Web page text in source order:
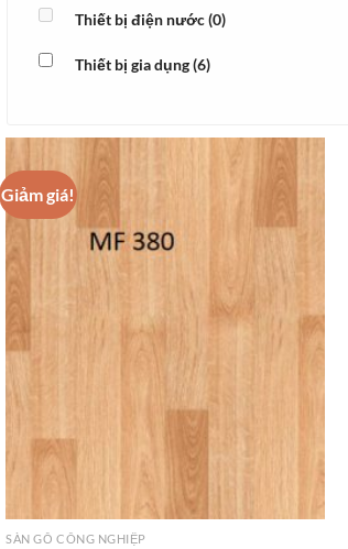
Thiết bị điện nước (0)
Thiết bị gia dụng (6)
Giảm giá!
SÀN GỖ CÔNG NGHIỆP